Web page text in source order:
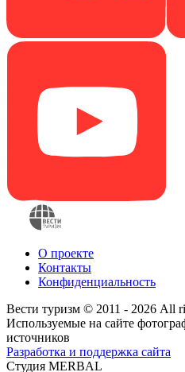
О проекте
Контакты
Конфиденциальность
Вести туризм © 2011 - 2026 All
Используемые на сайте
источников
Разработка и поддержка сайта
Студия MERBAL